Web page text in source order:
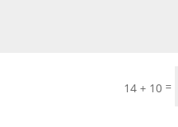
14 + 10=